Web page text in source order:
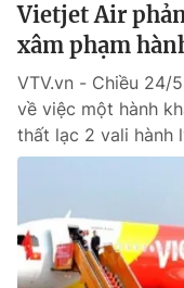
® Cấm sao chép dưới
thuận bằng văn bản.
thông tin từ website này.
Vietjet Air
xâm phạm
VTV.vn - Chiều 24/
về việc một hành
thất lạc 2 vali hành